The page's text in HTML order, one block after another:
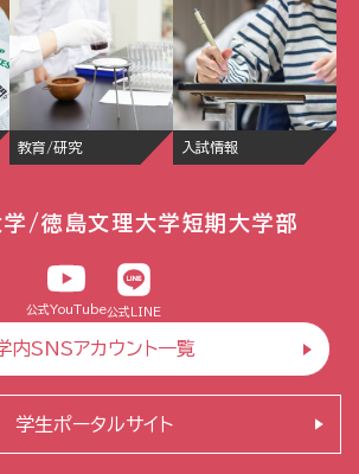
教育/研究 入試情報
/徳島文理大学短期大学部
公式YouTube公式LINE
内SNSアカウント一覧
学生ポータルサイト